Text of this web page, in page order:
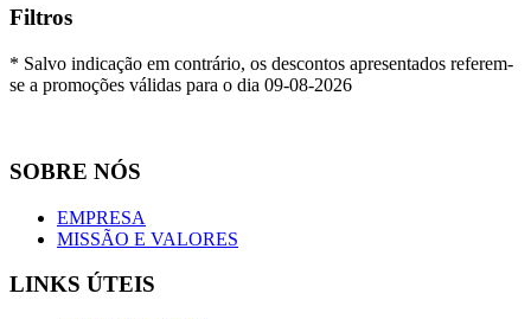
Filtros
* Salvo indicação em contrário, os descontos apresentados referem-
se a promoções válidas para o dia 09-08-2026
SOBRE NÓS
EMPRESA
MISSÃO E VALORES
LINKS ÚTEIS